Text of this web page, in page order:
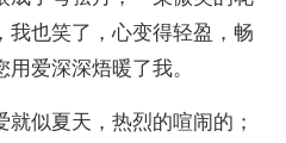
我也笑了，心变得轻盈，畅
爱深深焐暖了我。
似夏天，热烈的喧闹的；